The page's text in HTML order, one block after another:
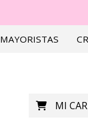
MAYORISTAS
MI